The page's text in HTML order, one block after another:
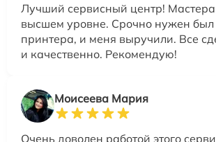
Лучший сервисный центр!
высшем уровне. Срочно нужен был
принтера, и меня выручили. Все
и качественно. Рекомендую!
Моисеева Мария
Очень доволен работой этого